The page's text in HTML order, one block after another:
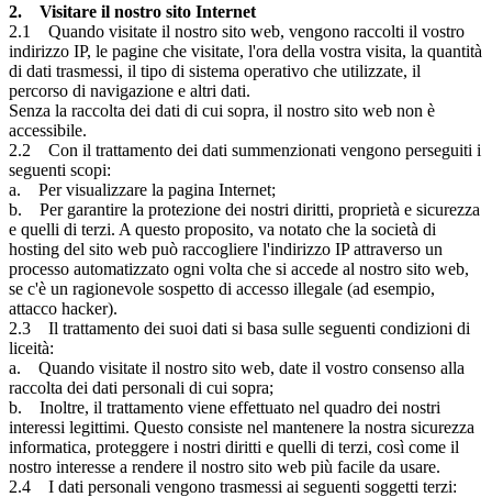
2. Visitare il nostro sito Internet
2.1 Quando visitate il nostro sito web, vengono raccolti il vostro
indirizzo IP, le pagine che visitate, l'ora della vostra visita, la quantità
di dati trasmessi, il tipo di sistema operativo che utilizzate, il
percorso di navigazione e altri dati.
Senza la raccolta dei dati di cui sopra, il nostro sito web non è
accessibile.
2.2 Con il trattamento dei dati summenzionati vengono perseguiti i
seguenti scopi:
a. Per visualizzare la pagina Internet;
b. Per garantire la protezione dei nostri diritti, proprietà e sicurezza
e quelli di terzi. A questo proposito, va notato che la società di
hosting del sito web può raccogliere l'indirizzo IP attraverso un
processo automatizzato ogni volta che si accede al nostro sito web,
se c'è un ragionevole sospetto di accesso illegale (ad esempio,
attacco hacker).
2.3 Il trattamento dei suoi dati si basa sulle seguenti condizioni di
liceità:
a. Quando visitate il nostro sito web, date il vostro consenso alla
raccolta dei dati personali di cui sopra;
b. Inoltre, il trattamento viene effettuato nel quadro dei nostri
interessi legittimi. Questo consiste nel mantenere la nostra sicurezza
informatica, proteggere i nostri diritti e quelli di terzi, così come il
nostro interesse a rendere il nostro sito web più facile da usare.
2.4 I dati personali vengono trasmessi ai seguenti soggetti terzi: